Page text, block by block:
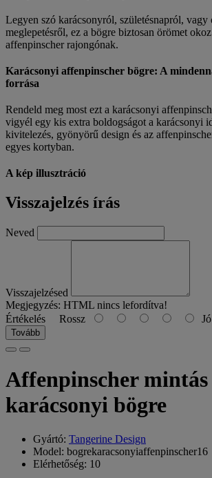
Legyen szó karácsonyról, születésnapról, vagy
meglepetésről, ez a bögre biztosan örömet
affenpinscher rajongónak.
Karácsonyi affenpinscher bögre: A
forrása
Rendeld meg most ezt a karácsonyi
vigyél egy kis extra boldogságot a karácsonyi
kivitelezés, gyönyörű design és az
egyes kortyban.
A kép illusztráció
Visszajelzés írás
Neved
Visszajelzésed
Megjegyzés: HTML nincs lefordítva!
Értékelés Rossz Jó
Tovább
Affenpinscher mintás
karácsonyi bögre
Gyártó: Tangerine Design
Model: bogrekaracsonyiaffenpinscher16
Elérhetőség: 10